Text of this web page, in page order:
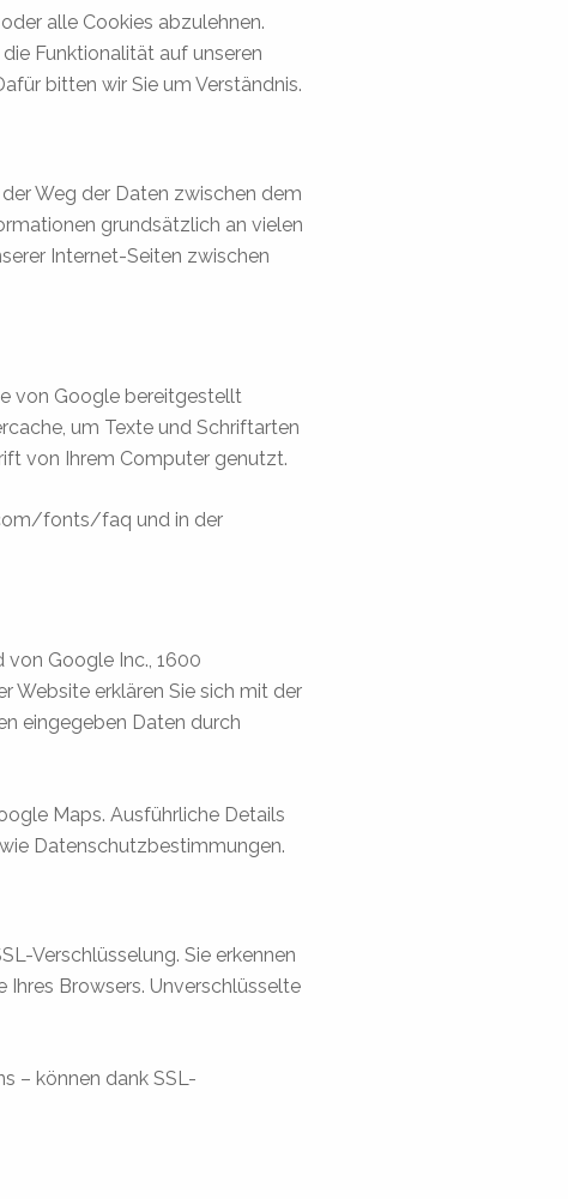
alle Cookies abzulehnen.
Funktionalität auf unseren
bitten wir Sie um Verständnis.
Weg der Daten zwischen dem
grundsätzlich an vielen
Internet-Seiten zwischen
von Google bereitgestellt
um Texte und Schriftarten
von Ihrem Computer genutzt.
fonts/faq und in der
Google Inc., 1600
Website erklären Sie sich mit der
eingegeben Daten durch
Maps. Ausführliche Details
Datenschutzbestimmungen.
Verschlüsselung. Sie erkennen
Ihres Browsers. Unverschlüsselte
– können dank SSL-